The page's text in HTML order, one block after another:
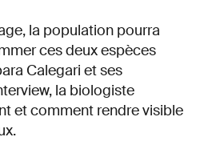
la population pourra
ces deux espèces
Calegari et ses
la biologiste
et comment rendre visible